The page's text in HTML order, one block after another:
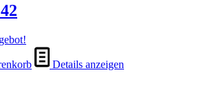
Details anzeigen